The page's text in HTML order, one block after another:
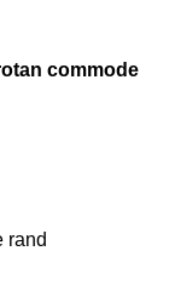
commode
rand